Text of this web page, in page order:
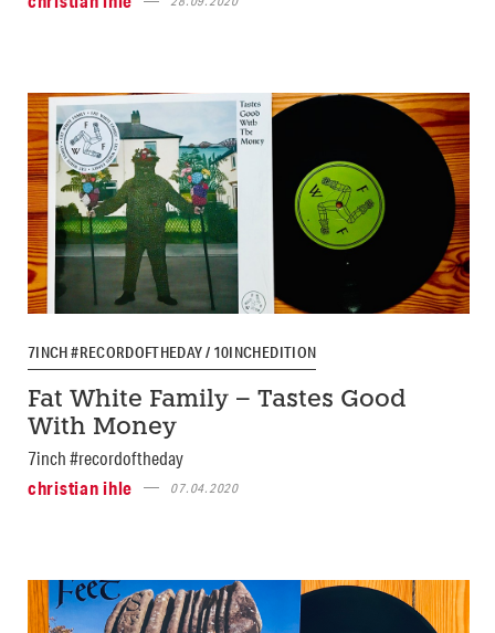
7INCH #RECORDOFTHEDAY / 10INCHEDITION
Fat White Family – Tastes Good
With Money
7inch #recordoftheday
christian ihle
07.04.2020